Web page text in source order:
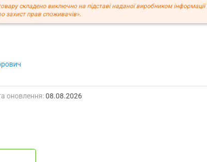
складено виключно на підставі наданої виробником інформації
захист прав споживачів».
оновлення:08.08.2026